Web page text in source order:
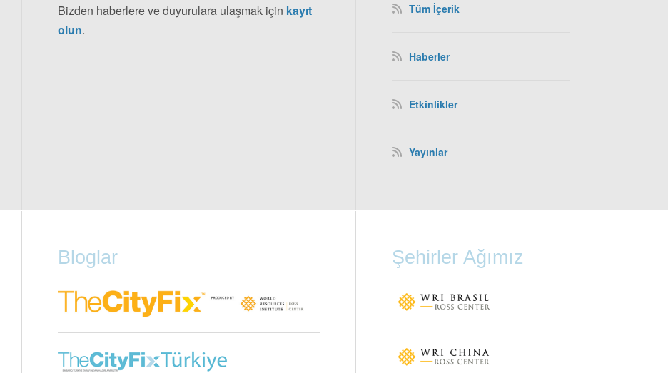
Tüm İçerik
Haberler
Etkinlikler
Yayınlar
Bizden haberlere ve duyurulara ulaşmak için kayıt
olun.
Bloglar Şehirler Ağımız